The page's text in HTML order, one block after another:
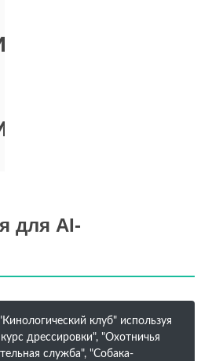
для AI-
клуб" используя
дрессировки", "Охотничья
служба", "Собака-